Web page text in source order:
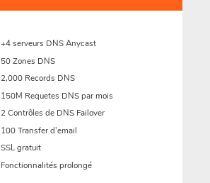
+4 serveurs DNS Anycast
50 Zones DNS
2,000 Records DNS
150M Requetes DNS par mois
2 Contrôles de DNS Failover
100 Transfer d'email
SSL gratuit
Fonctionnalités prolongé